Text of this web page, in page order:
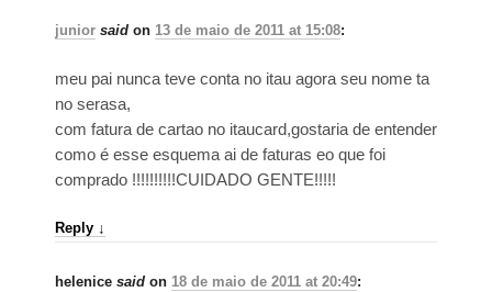
junior said on 13 de maio de 2011 at 15:08:
meu pai nunca teve conta no itau agora seu nome ta
no serasa,
com fatura de cartao no itaucard,gostaria de entender
como é esse esquema ai de faturas eo que foi
comprado !!!!!!!!!!CUIDADO GENTE!!!!!
Reply ↓
helenice said on 18 de maio de 2011 at 20:49: